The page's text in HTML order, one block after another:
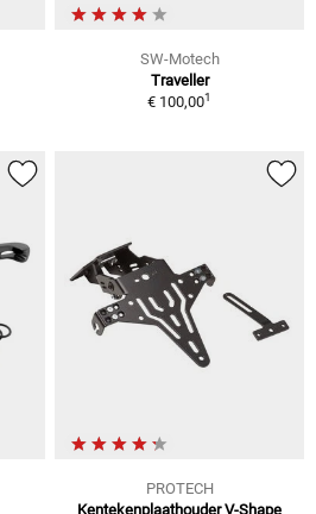
SW-Motech
Traveller
€ 100,001
PROTECH
Kentekenplaathouder V-Shape